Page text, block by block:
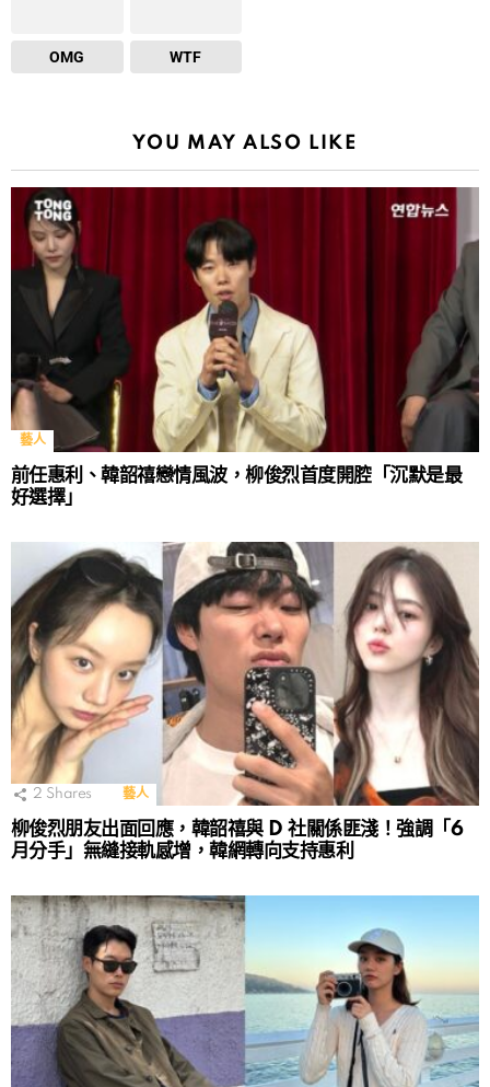
OMG WTF
YOU MAY ALSO LIKE
藝人
前任惠利、韓韶禧戀情風波，柳俊烈首度開腔「沉默是最
好選擇」
2 Shares 藝人
柳俊烈朋友出面回應，韓韶禧與 D 社關係匪淺！強調「6
月分手」無縫接軌感增，韓網轉向支持惠利